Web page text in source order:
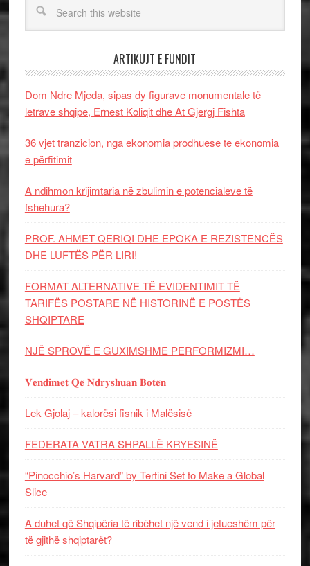
ARTIKUJT E FUNDIT
Dom Ndre Mjeda, sipas dy figurave monumentale të
letrave shqipe, Ernest Koliqit dhe At Gjergj Fishta
36 vjet tranzicion, nga ekonomia prodhuese te ekonomia
e përfitimit
A ndihmon krijimtaria në zbulimin e potencialeve të
fshehura?
PROF. AHMET QERIQI DHE EPOKA E REZISTENCЁS
DHE LUFTЁS PЁR LIRI!
FORMAT ALTERNATIVE TË EVIDENTIMIT TË
TARIFËS POSTARE NË HISTORINË E POSTËS
SHQIPTARE
NJË SPROVË E GUXIMSHME PERFORMIZMI…
𝐕𝐞𝐧𝐝𝐢𝐦𝐞𝐭 𝐐𝐞̈ 𝐍𝐝𝐫𝐲𝐬𝐡𝐮𝐚𝐧 𝐁𝐨𝐭𝐞̈𝐧
Lek Gjolaj – kalorësi fisnik i Malësisë
FEDERATA VATRA SHPALLË KRYESINË
“Pinocchio’s Harvard” by Tertini Set to Make a Global
Slice
A duhet që Shqipëria të ribëhet një vend i jetueshëm për
të gjithë shqiptarët?